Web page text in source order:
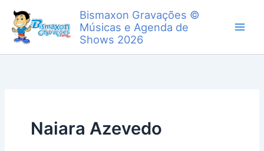
para
Bismaxon Gravações ©
Músicas e Agenda de
Shows 2026
Naiara Azevedo